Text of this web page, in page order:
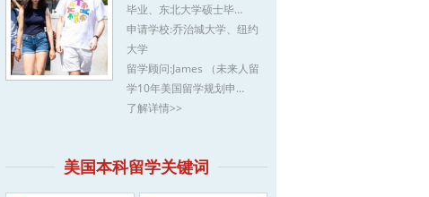
毕业、东北大学硕士毕…
申请学校:乔治城大学、纽约
大学
留学顾问:James （未来人留
学10年美国留学规划申…
了解详情>>
美国本科留学关键词